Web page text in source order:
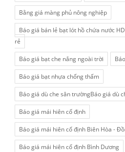
Bằng giá màng phủ nông nghiệp
Báo giá bán lẻ bạt lót hồ chứa nước
rẻ
Báo giá bạt che nắng ngoài trời
Báo giá bạt nhựa chống thấm
Báo giá dù che sân trườngBáo giá dù
Báo giá mái hiên cố định
Báo giá mái hiên cố định Biên Hòa -
Báo giá mái hiên cố định Bình Dương